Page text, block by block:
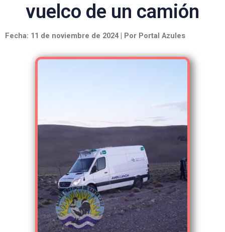
vuelco de un camión
Fecha: 11 de noviembre de 2024 | Por Portal Azules